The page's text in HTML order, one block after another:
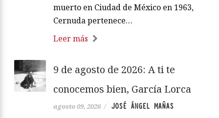
muerto en Ciudad de México en 1963,
Cernuda pertenece…
Leer más
9 de agosto de 2026: A ti te
conocemos bien, García Lorca
agosto 09, 2026 / JOSÉ ÁNGEL MAÑAS